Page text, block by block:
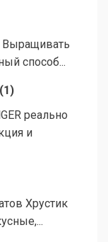
Выращивать
способ...
(1 )
реально
и
Хрустик